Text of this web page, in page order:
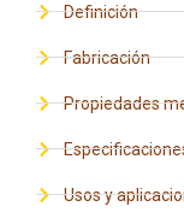
Definición
Fabricación
Propiedades
Usos y